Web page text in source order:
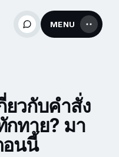
MENU
วกับคำสั่ง
ทาย? มา
อนนี้